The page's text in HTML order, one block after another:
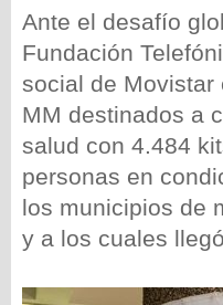
Ante el desafío
Fundación
social de Movistar
MM destinados a
salud con 4.484
personas en
los municipios de
y a los cuales